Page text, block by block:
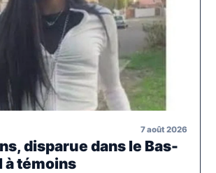
7 août 2026
disparue dans le Bas-
à témoins